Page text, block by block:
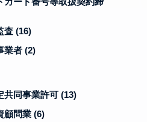
査 (16)
業者 (2)
共同事業許可 (13)
顧問業 (6)